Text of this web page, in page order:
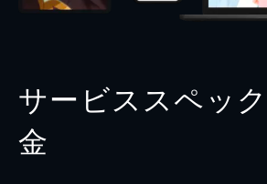
サービススペッ
金